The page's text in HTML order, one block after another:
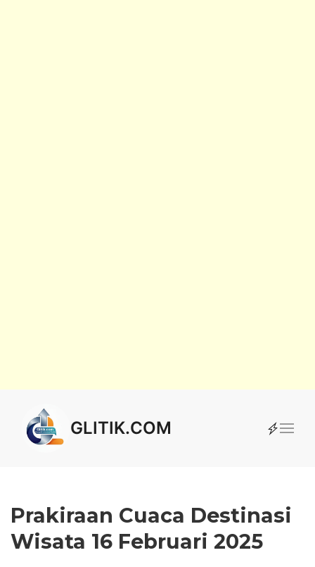
GLITIK.COM
Prakiraan Cuaca Destinasi
Wisata 16 Februari 2025